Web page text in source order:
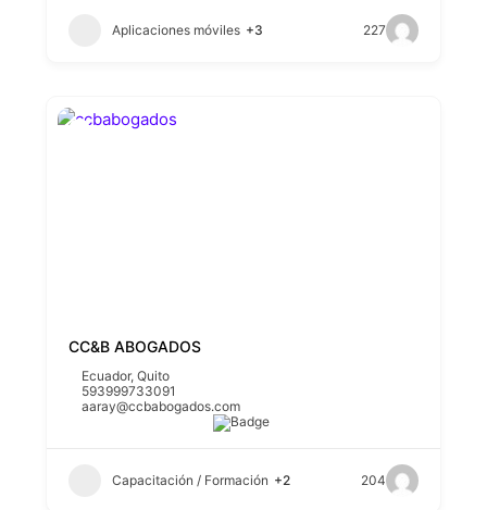
Aplicaciones móviles +3 227
CC&B ABOGADOS
Ecuador,Quito
593999733091
aaray@ccbabogados.com
Capacitación / Formación +2 204